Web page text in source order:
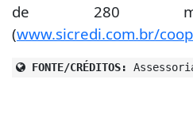
de 280 mil
(www.sicredi.com.br/
FONTE/CRÉDITOS: